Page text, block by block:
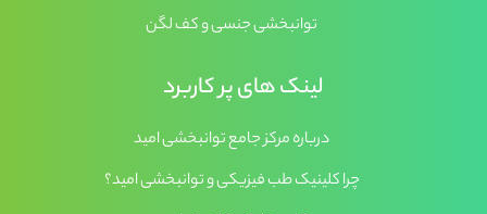
توانبخشی جنسی و کف لگن
لینک های پر کاربرد
درباره مرکز جامع توانبخشی امید
چرا کلینیک طب فیزیکی و توانبخشی امید؟